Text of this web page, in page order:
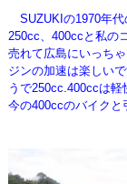
SUZUKIの1970年代
250cc、400ccと私の
売れて広島にいっち
ジンの加速は楽しい
うで250cc.400ccは軽
今の400ccのバイクと